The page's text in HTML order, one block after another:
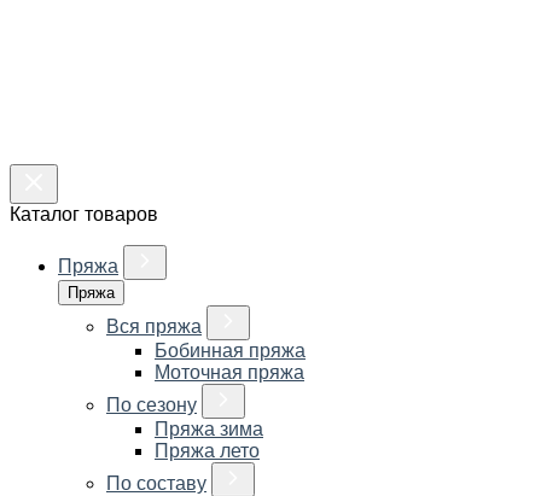
Каталог товаров
Пряжа
Пряжа
Вся пряжа
Бобинная пряжа
Моточная пряжа
По сезону
Пряжа зима
Пряжа лето
По составу